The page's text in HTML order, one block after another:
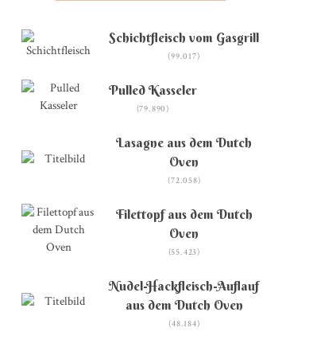
Schichtfleisch vom Gasgrill
(99.017)
Pulled Kasseler
(79.890)
Lasagne aus dem Dutch
Oven
(72.058)
Filettopf aus dem Dutch
Oven
(55.423)
Nudel-Hackfleisch-Auflauf
aus dem Dutch Oven
(48.184)